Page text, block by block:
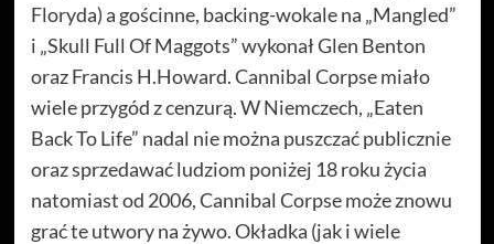
Floryda) a gościnne, backing-wokale na „Mangled”
i „Skull Full Of Maggots” wykonał Glen Benton
oraz Francis H.Howard. Cannibal Corpse miało
wiele przygód z cenzurą. W Niemczech, „Eaten
Back To Life” nadal nie można puszczać publicznie
oraz sprzedawać ludziom poniżej 18 roku życia
natomiast od 2006, Cannibal Corpse może znowu
grać te utwory na żywo. Okładka (jak i wiele